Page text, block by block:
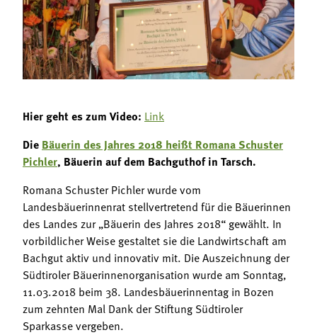
Mitgliedschaft
Landessekretariat
Bäuerliche Buffets
Hofgeschichten
Hier geht es zum Video: Link
Die Bäuerin des Jahres 2018 heißt Romana Schuster
Pichler, Bäuerin auf dem Bachguthof in Tarsch.
Romana Schuster Pichler wurde vom
Landesbäuerinnenrat stellvertretend für die Bäuerinnen
des Landes zur „Bäuerin des Jahres 2018“ gewählt. In
vorbildlicher Weise gestaltet sie die Landwirtschaft am
Bachgut aktiv und innovativ mit. Die Auszeichnung der
Südtiroler Bäuerinnenorganisation wurde am Sonntag,
11.03.2018 beim 38. Landesbäuerinnentag in Bozen
zum zehnten Mal Dank der Stiftung Südtiroler
Sparkasse vergeben.